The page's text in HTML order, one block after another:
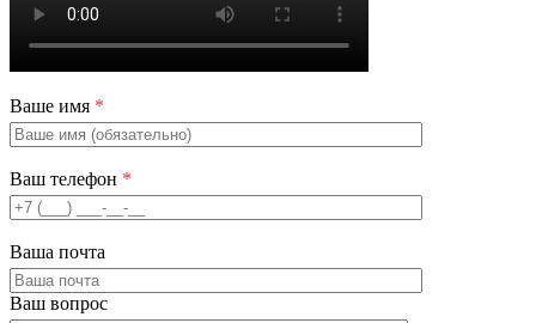
Ваше имя *
Ваш телефон *
Ваша почта
Ваш вопрос